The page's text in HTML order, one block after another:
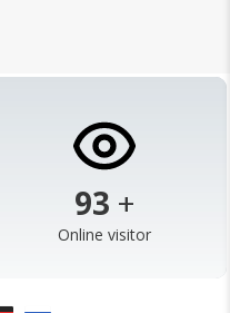
103 +
Online visitor